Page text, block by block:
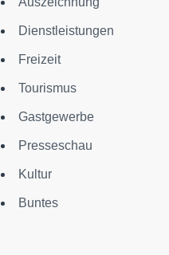
Dienstleistungen
Freizeit
Tourismus
Gastgewerbe
Presseschau
Kultur
Buntes